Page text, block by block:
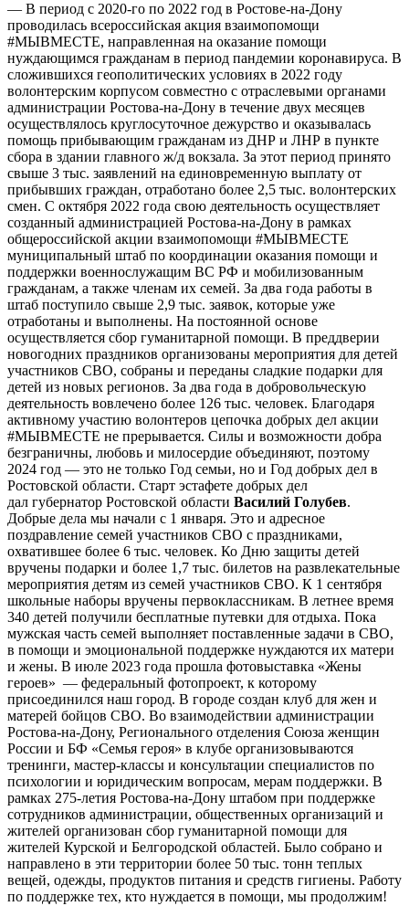
— В период с 2020-го по 2022 год в Ростове-на-Дону
проводилась всероссийская акция взаимопомощи
#МЫВМЕСТЕ, направленная на оказание помощи
нуждающимся гражданам в период пандемии коронавируса. В
сложившихся геополитических условиях в 2022 году
волонтерским корпусом совместно с отраслевыми органами
администрации Ростова-на-Дону в течение двух месяцев
осуществлялось круглосуточное дежурство и оказывалась
помощь прибывающим гражданам из ДНР и ЛНР в пункте
сбора в здании главного ж/д вокзала. За этот период принято
свыше 3 тыс. заявлений на единовременную выплату от
прибывших граждан, отработано более 2,5 тыс. волонтерских
смен. С октября 2022 года свою деятельность осуществляет
созданный администрацией Ростова-на-Дону в рамках
общероссийской акции взаимопомощи #МЫВМЕСТЕ
муниципальный штаб по координации оказания помощи и
поддержки военнослужащим ВС РФ и мобилизованным
гражданам, а также членам их семей. За два года работы в
штаб поступило свыше 2,9 тыс. заявок, которые уже
отработаны и выполнены. На постоянной основе
осуществляется сбор гуманитарной помощи. В преддверии
новогодних праздников организованы мероприятия для детей
участников СВО, собраны и переданы сладкие подарки для
детей из новых регионов. За два года в добровольческую
деятельность вовлечено более 126 тыс. человек. Благодаря
активному участию волонтеров цепочка добрых дел акции
#МЫВМЕСТЕ не прерывается. Силы и возможности добра
безграничны, любовь и милосердие объединяют, поэтому
2024 год — это не только Год семьи, но и Год добрых дел в
Ростовской области. Старт эстафете добрых дел
дал губернатор Ростовской области Василий Голубев.
Добрые дела мы начали с 1 января. Это и адресное
поздравление семей участников СВО с праздниками,
охватившее более 6 тыс. человек. Ко Дню защиты детей
вручены подарки и более 1,7 тыс. билетов на развлекательные
мероприятия детям из семей участников СВО. К 1 сентября
школьные наборы вручены первоклассникам. В летнее время
340 детей получили бесплатные путевки для отдыха. Пока
мужская часть семей выполняет поставленные задачи в СВО,
в помощи и эмоциональной поддержке нуждаются их матери
и жены. В июле 2023 года прошла фотовыставка «Жены
героев» — федеральный фотопроект, к которому
присоединился наш город. В городе создан клуб для жен и
матерей бойцов СВО. Во взаимодействии администрации
Ростова-на-Дону, Регионального отделения Союза женщин
России и БФ «Семья героя» в клубе организовываются
тренинги, мастер-классы и консультации специалистов по
психологии и юридическим вопросам, мерам поддержки. В
рамках 275-летия Ростова-на-Дону штабом при поддержке
сотрудников администрации, общественных организаций и
жителей организован сбор гуманитарной помощи для
жителей Курской и Белгородской областей. Было собрано и
направлено в эти территории более 50 тыс. тонн теплых
вещей, одежды, продуктов питания и средств гигиены. Работу
по поддержке тех, кто нуждается в помощи, мы продолжим!